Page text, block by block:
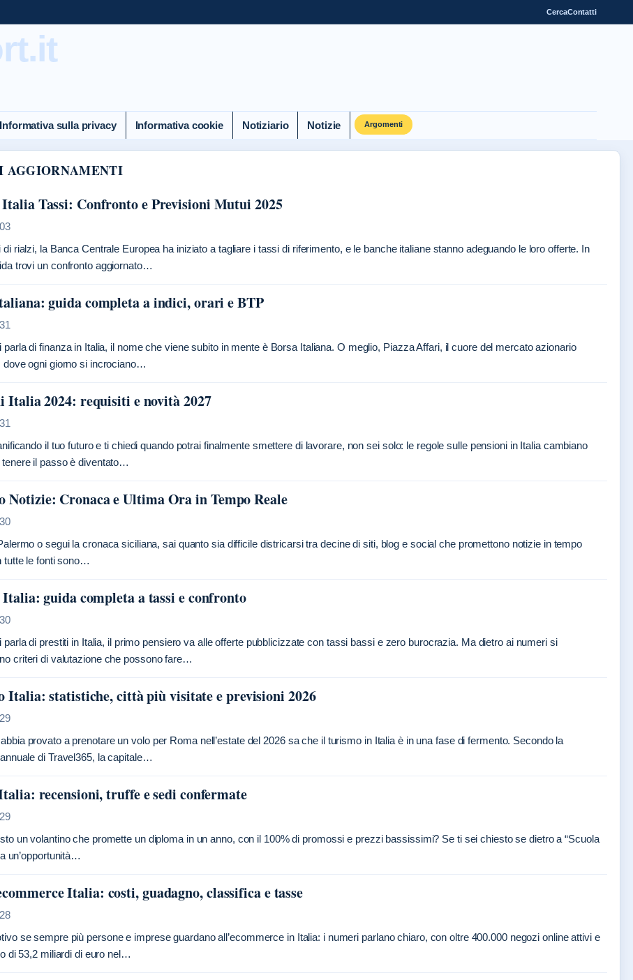
CercaContatti
Informativa sulla privacy Informativa cookie Notiziario Notizie Argomenti
AGGIORNAMENTI
Italia Tassi: Confronto e Previsioni Mutui 2025
di rialzi, la Banca Centrale Europea ha iniziato a tagliare i tassi di riferimento, e le banche italiane stanno adeguando le loro offerte. In
trovi un confronto aggiornato…
guida completa a indici, orari e BTP
parla di finanza in Italia, il nome che viene subito in mente è Borsa Italiana. O meglio, Piazza Affari, il cuore del mercato azionario
dove ogni giorno si incrociano…
Italia 2024: requisiti e novità 2027
il tuo futuro e ti chiedi quando potrai finalmente smettere di lavorare, non sei solo: le regole sulle pensioni in Italia cambiano
il passo è diventato…
Notizie: Cronaca e Ultima Ora in Tempo Reale
o segui la cronaca siciliana, sai quanto sia difficile districarsi tra decine di siti, blog e social che promettono notizie in tempo
tutte le fonti sono…
guida completa a tassi e confronto
parla di prestiti in Italia, il primo pensiero va alle offerte pubblicizzate con tassi bassi e zero burocrazia. Ma dietro ai numeri si
criteri di valutazione che possono fare…
Italia: statistiche, città più visitate e previsioni 2026
provato a prenotare un volo per Roma nell’estate del 2026 sa che il turismo in Italia è in una fase di fermento. Secondo la
di Travel365, la capitale…
recensioni, truffe e sedi confermate
un volantino che promette un diploma in un anno, con il 100% di promossi e prezzi bassissimi? Se ti sei chiesto se dietro a “Scuola
un’opportunità…
Italia: costi, guadagno, classifica e tasse
se sempre più persone e imprese guardano all’ecommerce in Italia: i numeri parlano chiaro, con oltre 400.000 negozi online attivi e
di 53,2 miliardi di euro nel…